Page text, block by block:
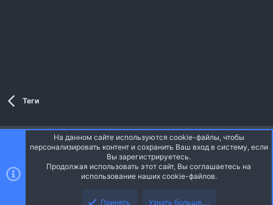
Теги
Style and add-ons by ThemeHouse
Перевод от Jumuro ®
Запросы 13 Время 0.0469s
3.30MB
Верх
На данном сайте используются cookie-файлы, чтобы
персонализировать контент и сохранить Ваш вход в систему, если
Вы зарегистрируетесь.
Продолжая использовать этот сайт, Вы соглашаетесь на
использование наших cookie-файлов.
Принять Узнать больше.…